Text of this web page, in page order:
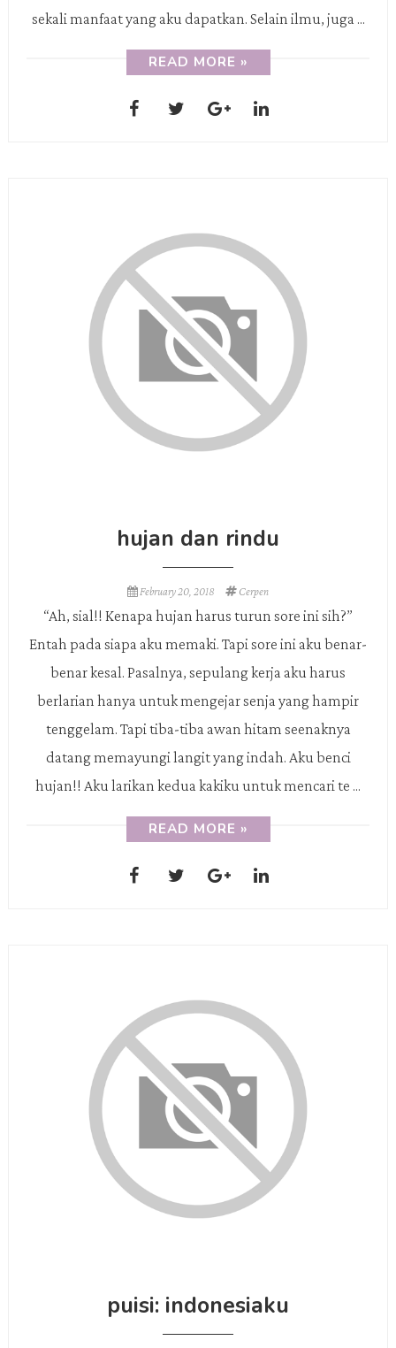
sekali manfaat yang aku dapatkan. Selain ilmu, juga ...
READ MORE »
hujan dan rindu
February 20, 2018 Cerpen
“Ah, sial!! Kenapa hujan harus turun sore ini sih?”
Entah pada siapa aku memaki. Tapi sore ini aku benar-
benar kesal. Pasalnya, sepulang kerja aku harus
berlarian hanya untuk mengejar senja yang hampir
tenggelam. Tapi tiba-tiba awan hitam seenaknya
datang memayungi langit yang indah. Aku benci
hujan!! Aku larikan kedua kakiku untuk mencari te ...
READ MORE »
puisi: indonesiaku